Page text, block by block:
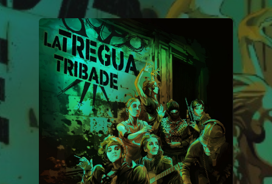
You're all set!
.